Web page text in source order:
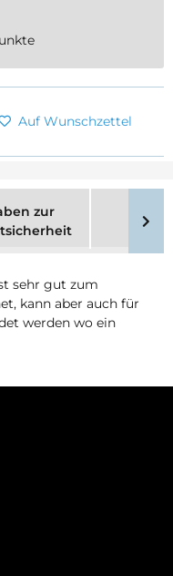
Auf Wunschzettel
zur
sehr gut zum
kann aber auch für
werden wo ein